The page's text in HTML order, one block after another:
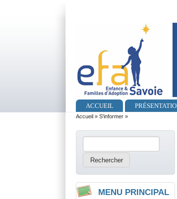
Menu principal
ACCUEIL
Vous êtes ici
Accueil » S'informer»
MENU PRINCIPAL